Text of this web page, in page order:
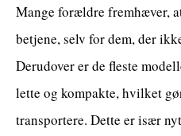
Mange forældre fremhæver,
betjene, selv for dem, der
Derudover er de fleste
lette og kompakte, hvilket
transportere. Dette er især